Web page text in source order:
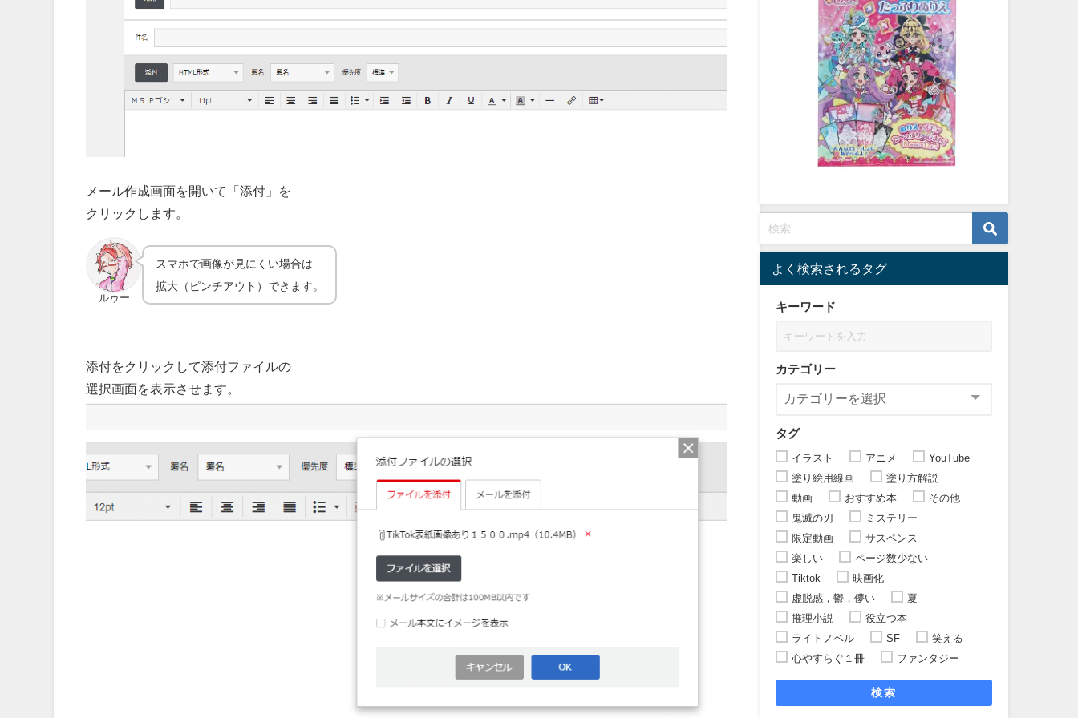
メール作成画面を開いて「添付」を
クリックします。
ルゥー
スマホで画像が見にくい場合は
拡大（ピンチアウト）できます。
添付をクリックして添付ファイルの
選択画面を表示させます。
よく検索されるタグ
キーワード
カテゴリー
タグ
イラスト アニメ
YouTube
塗り絵用線画
塗り方解説
動画
おすすめ本
その他
鬼滅の刃
ミステリー
限定動画
サスペンス
楽しい
ページ数少ない
Tiktok
映画化
虚脱感，鬱，儚い
夏
推理小説
役立つ本
ライトノベル
SF
笑える
心やすらぐ１冊
ファンタジー
検索